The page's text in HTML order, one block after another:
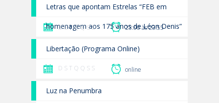
Letras que apontam Estrelas “FEB em
homenagem aos 175 anos de Léon Denis”
D STQ Q S S 23:00 às 23:55
Libertação (Programa Online)
D S T Q Q S S online
Luz na Penumbra